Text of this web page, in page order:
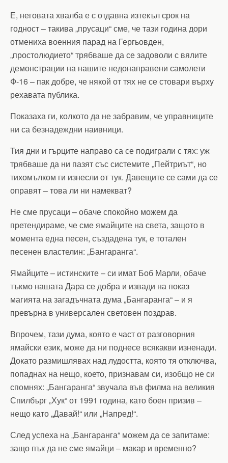
Е, неговата хвалба е с отдавна изтекъл срок на
годност – такива „прусаци“ сме, че тази година дори
отмениха военния парад на Гергьовден,
„простолюдието“ трябваше да се задоволи с вялите
демонстрации на нашите недонаправени самолети
Ф-16 – пак добре, че някой от тях не се стовари върху
рехавата публика.
Показаха ги, колкото да не забравим, че управниците
ни са безнадеждни наивници.
Тия дни и гърците направо са се подиграли с тях: уж
трябваше да ни пазят със системите „Пейтриът“, но
тихомълком ги изнесли от тук. Давещите се сами да се
оправят – това ли ни намекват?
Не сме прусаци – обаче спокойно можем да
претендираме, че сме ямайците на света, защото в
момента една песен, създадена тук, е тотален
песенен властелин: „Бангаранга“.
Ямайците – истинските – си имат Боб Марли, обаче
тъкмо нашата Дара се добра и извади на показ
магията на загадъчната дума „Бангаранга“ – и я
превърна в универсален световен поздрав.
Впрочем, тази дума, която е част от разговорния
ямайски език, може да ни поднесе всякакви изненади.
Докато размишлявах над лудостта, която тя отключва,
попаднах на нещо, което, признавам си, изобщо не си
спомнях: „Бангаранга“ звучала във филма на великия
Спилбърг „Хук“ от 1991 година, като боен призив –
нещо като „Давай!“ или „Напред!“.
След успеха на „Бангаранга“ можем да се запитаме:
защо пък да не сме ямайци – макар и временно?